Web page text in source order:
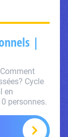
|
Cycle
en
personnes.